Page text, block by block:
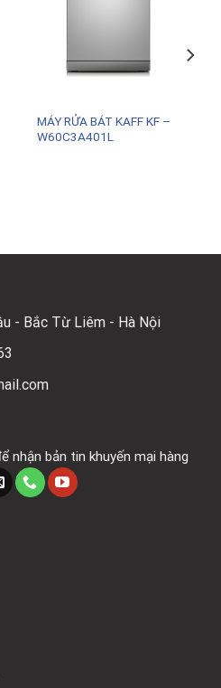
MÁY RỬA BÁT KAFF KF –
W60C3A401L
- Bắc Từ Liêm - Hà Nội
nhận bản tin khuyến mại hàng